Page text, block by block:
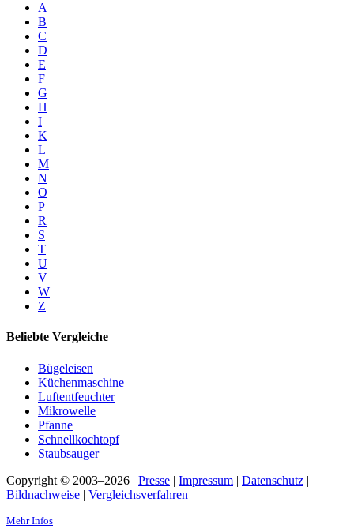
A
B
C
D
E
F
G
H
I
K
L
M
N
O
P
R
S
T
U
V
W
Z
Beliebte Vergleiche
Bügeleisen
Küchenmaschine
Luftentfeuchter
Mikrowelle
Pfanne
Schnellkochtopf
Staubsauger
Copyright © 2003–2026 | Presse | Impressum | Datenschutz |
Bildnachweise | Vergleichsverfahren
Mehr Infos